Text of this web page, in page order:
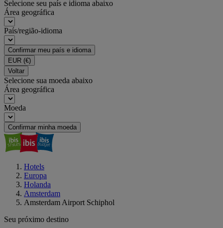
Selecione seu país e idioma abaixo
Área geográfica
País/região-idioma
Confirmar meu país e idioma
EUR (€)
Voltar
Selecione sua moeda abaixo
Área geográfica
Moeda
Confirmar minha moeda
Hotels
Europa
Holanda
Amsterdam
Amsterdam Airport Schiphol
Seu próximo destino